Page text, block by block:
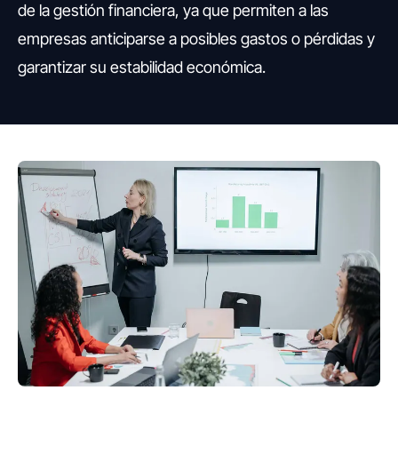
de la gestión financiera, ya que permiten a las
empresas anticiparse a posibles gastos o pérdidas y
garantizar su estabilidad económica.